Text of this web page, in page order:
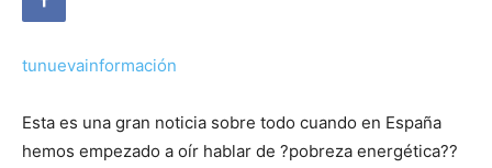
tunuevainformación
Esta es una gran noticia sobre todo cuando en España
hemos empezado a oír hablar de ?pobreza energética??